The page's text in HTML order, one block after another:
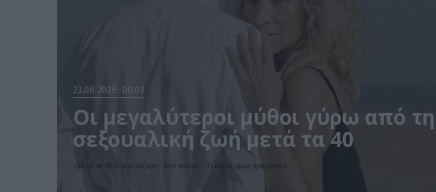
23.06.2026 00:01
Οι μεγαλύτεροι μύθοι γύρω από τη
σεξουαλική ζωή μετά τα 40
«Μετά τα 40 όλα αλλάζουν» λένε πολλοί - Τι ισχύει όμως πραγματικά